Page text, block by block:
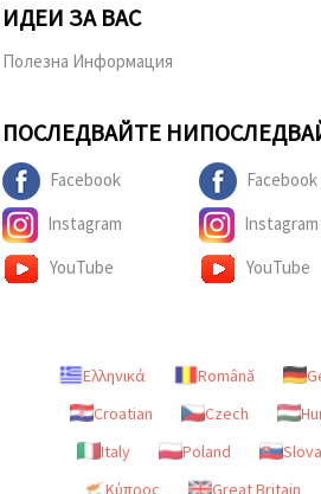
ИДЕИ ЗА ВАС
Полезна Информация
ПОСЛЕДВАЙТЕ НИ
Facebook
Instagram
YouTube
Facebook
Instagram
YouTube
Ελληνικά Română
Croatian
Czech
Italy
Poland
Κύπρος
Great Britain